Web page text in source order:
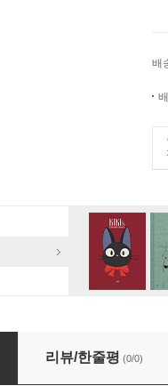
배
Soil: Rediscovering
리뷰/한줄평 (0/0)